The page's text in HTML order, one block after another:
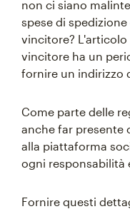
non ci siano
spese di
vincitore? L'articolo
vincitore ha un
fornire un indirizzo
Come parte delle
anche far presente
alla piattaforma
ogni responsabilità
Fornire questi